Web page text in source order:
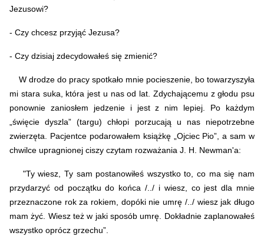
Jezusowi?
- Czy chcesz przyjąć Jezusa?
- Czy dzisiaj zdecydowałeś się zmienić?
W drodze do pracy spotkało mnie pocieszenie, bo towarzyszyła
mi stara suka, która jest u nas od lat. Zdychającemu z głodu psu
ponownie zaniosłem jedzenie i jest z nim lepiej. Po każdym
„święcie dyszla” (targu) chłopi porzucają u nas niepotrzebne
zwierzęta. Pacjentce podarowałem książkę „Ojciec Pio”, a sam w
chwilce upragnionej ciszy czytam rozważania J. H. Newman'a:
"Ty wiesz, Ty sam postanowiłeś wszystko to, co ma się nam
przydarzyć od początku do końca /../ i wiesz, co jest dla mnie
przeznaczone rok za rokiem, dopóki nie umrę /../ wiesz jak długo
mam żyć. Wiesz też w jaki sposób umrę. Dokładnie zaplanowałeś
wszystko oprócz grzechu”.